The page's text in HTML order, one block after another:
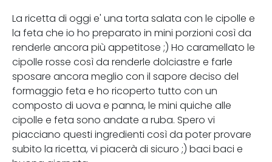
La ricetta di oggi e' una torta salata con le cipolle e
la feta che io ho preparato in mini porzioni così da
renderle ancora più appetitose ;) Ho caramellato le
cipolle rosse così da renderle dolciastre e farle
sposare ancora meglio con il sapore deciso del
formaggio feta e ho ricoperto tutto con un
composto di uova e panna, le mini quiche alle
cipolle e feta sono andate a ruba. Spero vi
piacciano questi ingredienti così da poter provare
subito la ricetta, vi piacerà di sicuro ;) baci baci e